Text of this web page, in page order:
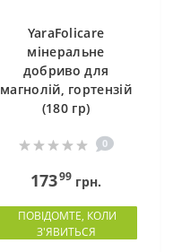
YaraFolicare
мінеральне
добриво для
магнолій, гортензій
(180 гр)
0
17399 грн.
ПОВІДОМТЕ, КОЛИ
З'ЯВИТЬСЯ